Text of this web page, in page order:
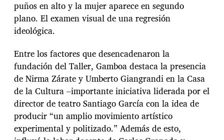
puños en alto y la mujer aparece en segundo
plano. El examen visual de una regresión
ideológica.
Entre los factores que desencadenaron la
fundación del Taller, Gamboa destaca la presencia
de Nirma Zárate y Umberto Giangrandi en la Casa
de la Cultura –importante iniciativa liderada por el
director de teatro Santiago García con la idea de
producir “un amplio movimiento artístico
experimental y politizado.” Además de esto,